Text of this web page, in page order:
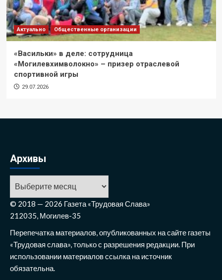
Актуально Общественные организации
«Васильки» в деле: сотрудница
«Могилевхимволокно» – призер отраслевой
спортивной игры
29.07.2026
Архивы
Архивы
© 2018 — 2026 Газета «Трудовая Слава»
212035, Могилев-35
Перепечатка материалов, опубликованных на сайте газеты
«Трудовая слава», только с разрешения редакции. При
использовании материалов ссылка на источник
обязательна.